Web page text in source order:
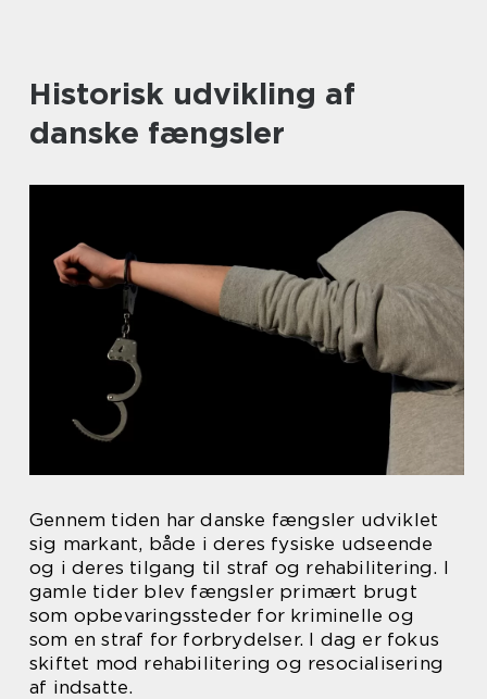
Historisk udvikling af
danske fængsler
Gennem tiden har danske fængsler udviklet
sig markant, både i deres fysiske udseende
og i deres tilgang til straf og rehabilitering. I
gamle tider blev fængsler primært brugt
som opbevaringssteder for kriminelle og
som en straf for forbrydelser. I dag er fokus
skiftet mod rehabilitering og resocialisering
af indsatte.